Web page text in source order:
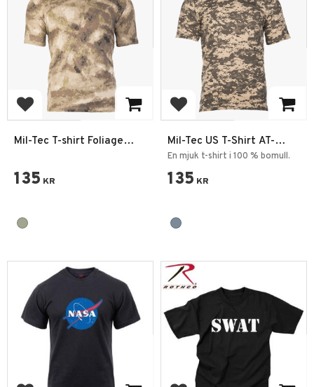
Add to favorites
Mil-Tec T-shirt Foliage
135 KR
Add to favorites
Mil-Tec US T-Shirt AT-
digital Camo
En mjuk t-shirt i 100 % bomull.
135 KR